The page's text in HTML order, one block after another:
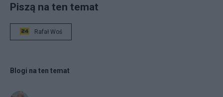
Piszą na ten temat
Rafał Woś
Blogi na ten temat